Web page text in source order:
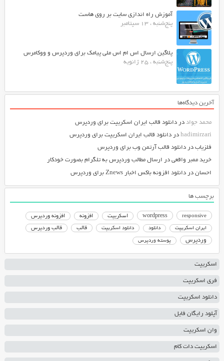
آموزش راه اندازی سایت بر روی هاست
پنج‌شنبه ، 13 سپتامبر
پلاگین ارسال اس ام اس ملی پیامک برای وردپرس و ووکامرس
پنج‌شنبه ، 25 ژانویه
آخرین دیدگاه‌ها
محمد جواددر دانلود قالب ایران اسکریپت برای وردپرس
hadimirzariدر دانلود قالب ایران اسکریپت برای وردپرس
فلزیابدر دانلود قالب آرتمن وب برای وردپرس
خرید ممبر واقعیدر ارسال مطالب وردپرس به تلگرام بصورت خودکار
احساندر دانلود افزونه باکس اخبار Znews برای وردپرس
برچسب ها
responsive
wordpress اسکریپت افزونه افزونه وردپرس
ایران اسکریپت دانلود دانلود اسکریپت قالب قالب وردپرس
وردپرس پوسته وردپرس
اسکریپت
فری اسکریپت
دانلود اسکریپت
آپلود رایگان فایل
وان اسکریپت
اسکریپت دات کام